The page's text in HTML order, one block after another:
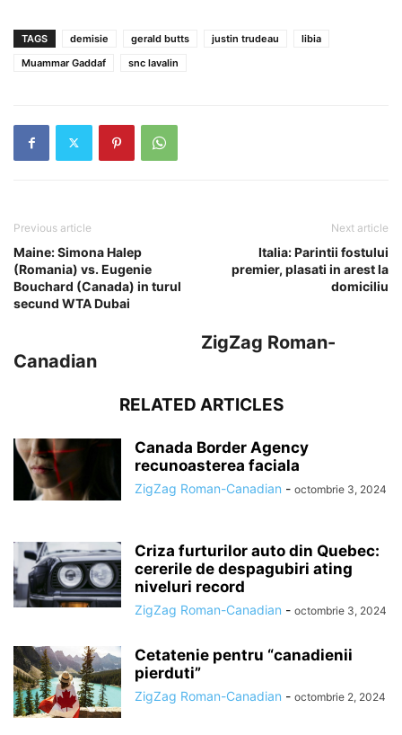
TAGS demisie gerald butts justin trudeau
libia
Muammar Gaddaf
snc lavalin
Previous article
Maine: Simona Halep
(Romania) vs. Eugenie
Bouchard (Canada) in turul
secund WTA Dubai
Next article
Italia: Parintii fostului
premier, plasati in arest la
domiciliu
ZigZag Roman-
Canadian
RELATED ARTICLES
Canada Border Agency
recunoasterea faciala
ZigZag Roman-Canadian - octombrie 3, 2024
Criza furturilor auto din Quebec:
cererile de despagubiri ating
niveluri record
ZigZag Roman-Canadian - octombrie 3, 2024
Cetatenie pentru “canadienii
pierduti”
ZigZag Roman-Canadian - octombrie 2, 2024